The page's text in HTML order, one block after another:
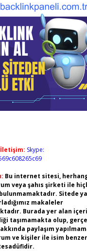
Skype:
Bu internet sitesi,
veya şahıs şirketi ile
Sitede
makaleler
Burada yer alan
taşımamakta olup,
paylaşım
ve kişiler ile isim